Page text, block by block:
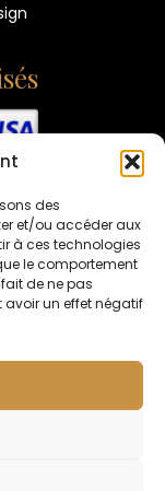
des
et/ou accéder aux
à ces technologies
le comportement
de ne pas
avoir un effet négatif
alcooliques